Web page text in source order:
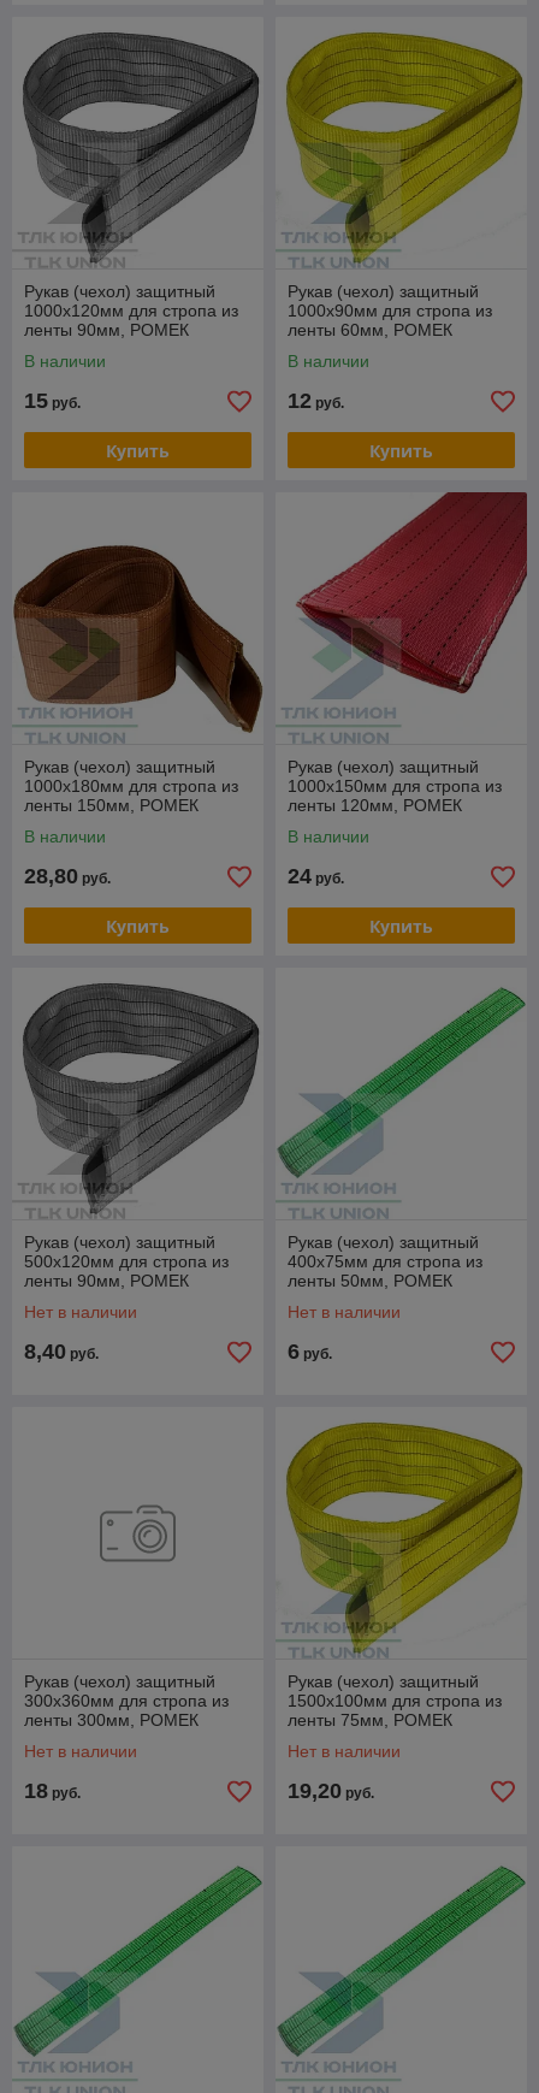
Рукав (чехол) защитный
1000х120мм для стропа из
ленты 90мм, РОМЕК
В наличии
15 руб.
Купить
Рукав (чехол) защитный
1000х90мм для стропа из
ленты 60мм, РОМЕК
В наличии
12 руб.
Купить
Рукав (чехол) защитный
1000х180мм для стропа из
ленты 150мм, РОМЕК
В наличии
28,80 руб.
Купить
Рукав (чехол) защитный
1000х150мм для стропа из
ленты 120мм, РОМЕК
В наличии
24 руб.
Купить
Рукав (чехол) защитный
500х120мм для стропа из
ленты 90мм, РОМЕК
Нет в наличии
8,40 руб.
Рукав (чехол) защитный
400х75мм для стропа из
ленты 50мм, РОМЕК
Нет в наличии
6 руб.
Рукав (чехол) защитный
300х360мм для стропа из
ленты 300мм, РОМЕК
Нет в наличии
18 руб.
Рукав (чехол) защитный
1500х100мм для стропа из
ленты 75мм, РОМЕК
Нет в наличии
19,20 руб.